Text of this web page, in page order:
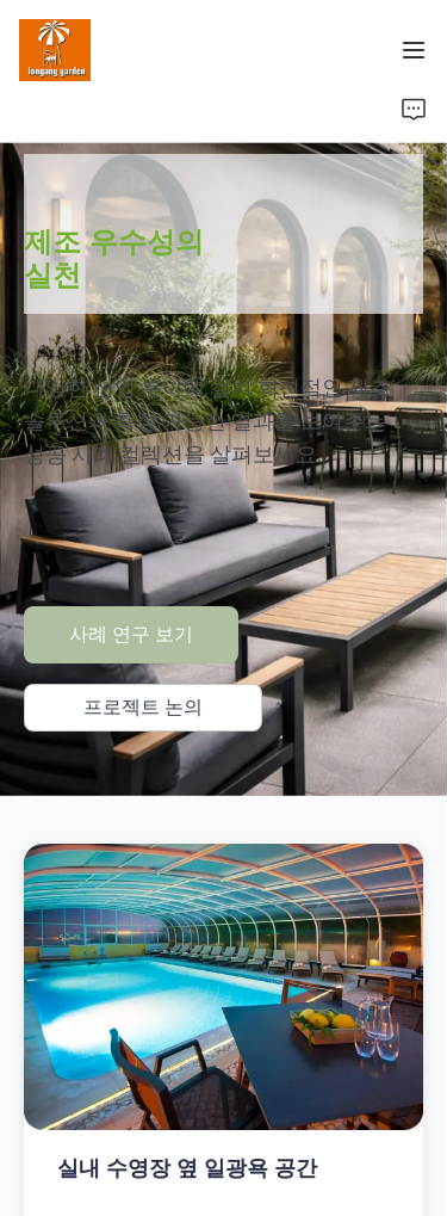
사례 연구 보기
다양한 산업 분야에 걸쳐 혁신적인 제조
솔루션과 측정 가능한 결과를 보여주는
성공 사례 컬렉션을 살펴보세요.
제조 우수성의
실천
프로젝트 논의
실내 수영장 옆 일광욕 공간
제품
성공 사례
공장 역량
회사 소개
문의하기